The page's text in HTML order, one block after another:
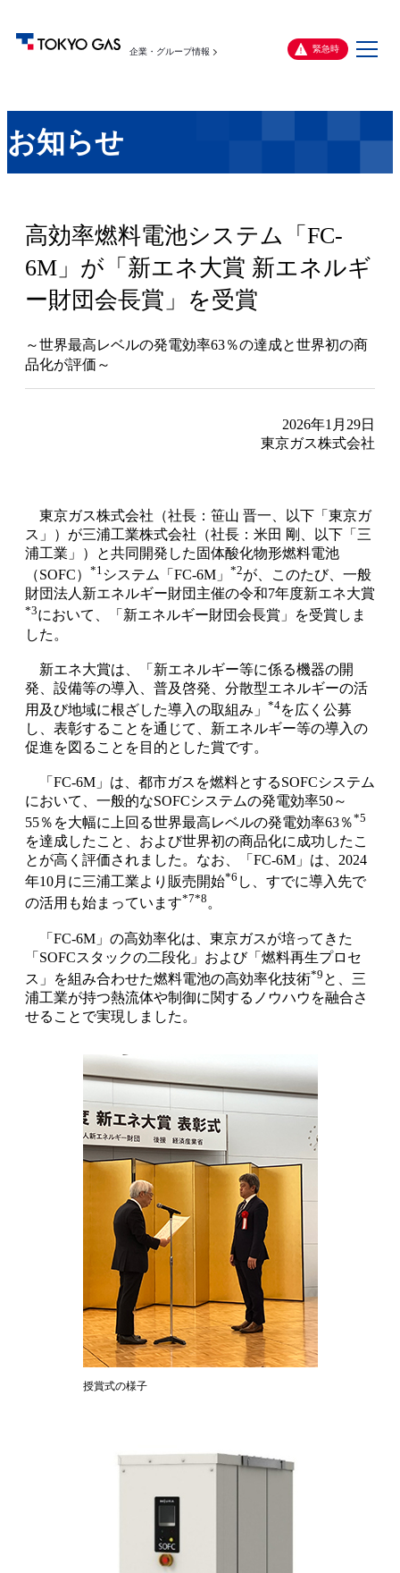
企業・グループ情報 緊急時
メ
お知らせ
高効率燃料電池システム「FC-
6M」が「新エネ大賞 新エネルギ
ー財団会長賞」を受賞
～世界最高レベルの発電効率63％の達成と世界初の商
品化が評価～
2026年1月29日
東京ガス株式会社
東京ガス株式会社（社長：笹山 晋一、以下「東京ガ
ス」）が三浦工業株式会社（社長：米田 剛、以下「三
浦工業」）と共同開発した固体酸化物形燃料電池
（SOFC） *1 システム「FC-6M」 *2が、このたび、一般
財団法人新エネルギー財団主催の令和7年度新エネ大賞
*3において、「新エネルギー財団会長賞」を受賞しま
した。
新エネ大賞は、「新エネルギー等に係る機器の開
発、設備等の導入、普及啓発、分散型エネルギーの活
用及び地域に根ざした導入の取組み」 *4を広く公募
し、表彰することを通じて、新エネルギー等の導入の
促進を図ることを目的とした賞です。
「FC-6M」は、都市ガスを燃料とするSOFCシステム
において、一般的なSOFCシステムの発電効率50～
55％を大幅に上回る世界最高レベルの発電効率63％*5
を達成したこと、および世界初の商品化に成功したこ
とが高く評価されました。なお、「FC-6M」は、2024
年10月に三浦工業より販売開始*6 し、すでに導入先で
の活用も始まっています*7*8。
「FC-6M」の高効率化は、東京ガスが培ってきた
「SOFCスタックの二段化」および「燃料再生プロセ
ス」を組み合わせた燃料電池の高効率化技術*9 と、三
浦工業が持つ熱流体や制御に関するノウハウを融合さ
せることで実現しました。
授賞式の様子